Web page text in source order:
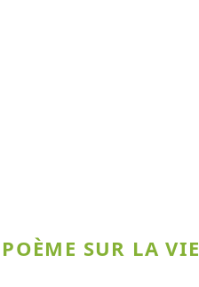
SUR LA VIE